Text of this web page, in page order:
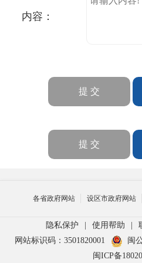
内容：
各省政府网站 设区市政府网站
隐私保护 使用帮助
网站标识码：3501820001
闽
闽ICP备